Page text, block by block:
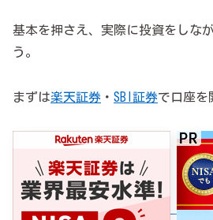
基本を押さえ、実際に投資をしな
う。
まずは楽天証券 ・ SBI証券で口座を